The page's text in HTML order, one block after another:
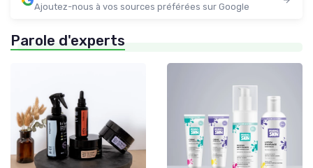
Ajoutez-nous à vos sources préférées sur Google
Parole d'experts